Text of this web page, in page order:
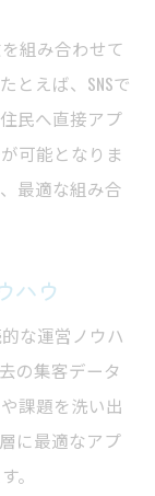
組み合わせて
とえば、SNSで
民へ直接アプ
可能となりま
最適な組み合
ハウ
な運営ノウハ
の集客データ
課題を洗い出
に最適なアプ
。